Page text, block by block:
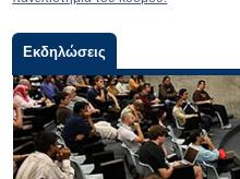
Εκδηλώσεις